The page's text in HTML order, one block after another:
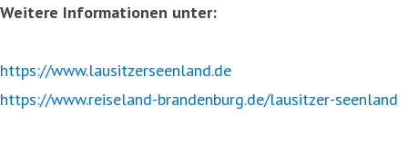
Weitere Informationen unter:
https://www.lausitzerseenland.de
https://www.reiseland-brandenburg.de/lausitzer-seenland